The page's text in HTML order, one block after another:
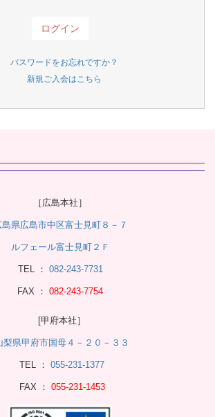
パスワードをお忘れですか？
新規ご入会はこちら
［広島本社］
島県広島市中区富士見町８－７
ルフェール富士見町２Ｆ
TEL ： 082-243-7731
FAX ： 082-243-7754
[甲府本社］
梨県甲府市国母４－２０－３３
TEL ： 055-231-1377
FAX ： 055-231-1453